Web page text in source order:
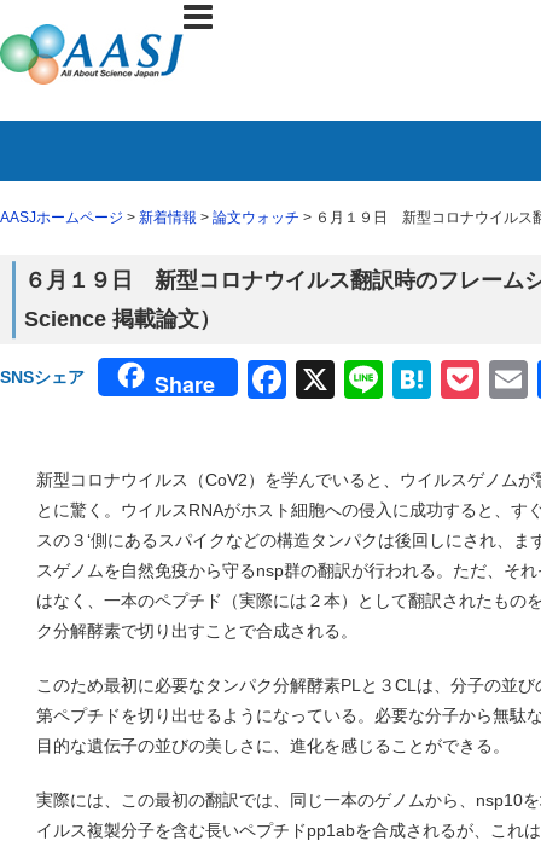
AASJホームページ > 新着情報 > 論文ウォッチ > ６月１９日 新型コロナウイルス
６月１９日 新型コロナウイルス翻訳時のフレーム
Science 掲載論文）
SNSシェア Share Facebook
X Line
新型コロナウイルス（CoV2）を学んでいると、ウイルスゲノム
とに驚く。ウイルスRNAがホスト細胞への侵入に成功すると、す
スの３‘側にあるスパイクなどの構造タンパクは後回しにされ、
スゲノムを自然免疫から守るnsp群の翻訳が行われる。ただ、そ
はなく、一本のペプチド（実際には２本）として翻訳されたもの
ク分解酵素で切り出すことで合成される。
このため最初に必要なタンパク分解酵素PLと３CLは、分子の並
第ペプチドを切り出せるようになっている。必要な分子から無駄
目的な遺伝子の並びの美しさに、進化を感じることができる。
実際には、この最初の翻訳では、同じ一本のゲノムから、nsp10
イルス複製分子を含む長いペプチドpp1abを合成されるが、これ